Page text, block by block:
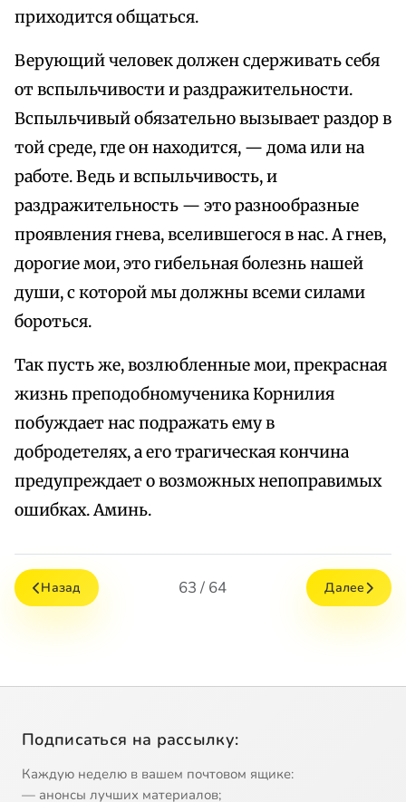
приходится общаться.
Верующий человек должен сдерживать себя
от вспыльчивости и раздражительности.
Вспыльчивый обязательно вызывает раздор в
той среде, где он находится, — дома или на
работе. Ведь и вспыльчивость, и
раздражительность — это разнообразные
проявления гнева, вселившегося в нас. А гнев,
дорогие мои, это гибельная болезнь нашей
души, с которой мы должны всеми силами
бороться.
Так пусть же, возлюбленные мои, прекрасная
жизнь преподобномученика Корнилия
побуждает нас подражать ему в
добродетелях, а его трагическая кончина
предупреждает о возможных непоправимых
ошибках. Аминь.
Назад 63 / 64 Далее
Подписаться на рассылку:
Каждую неделю в вашем почтовом ящике:
— анонсы лучших материалов;